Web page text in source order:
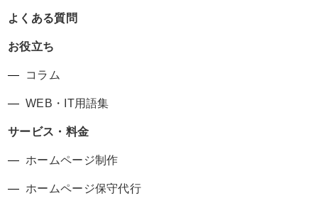
よくある質問
お役立ち
コラム
WEB・IT用語集
サービス・料金
ホームページ制作
ホームページ保守代行